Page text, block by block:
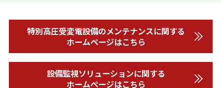
特別高圧受変電設備のメンテナンスに関する
ホームページはこちら
設備監視ソリューションに関する
ホームページはこちら